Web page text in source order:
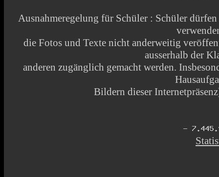
Ausnahmeregelung für Schüler : Schüler
die Fotos und Texte nicht anderweitig
ausserhalb der
anderen zugänglich gemacht werden.
Bildern dieser